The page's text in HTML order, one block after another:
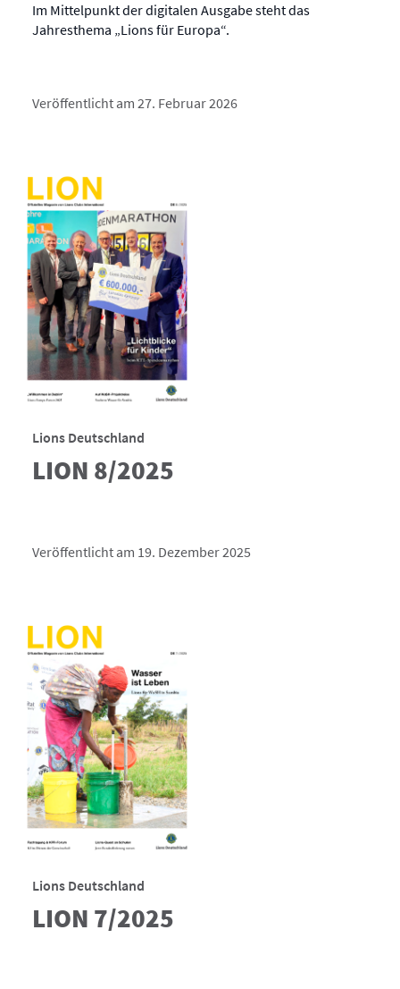
Im Mittelpunkt der digitalen Ausgabe steht das
Jahresthema „Lions für Europa“.
Veröffentlicht am 27. Februar 2026
Lions Deutschland
LION 8/2025
Veröffentlicht am 19. Dezember 2025
Lions Deutschland
LION 7/2025